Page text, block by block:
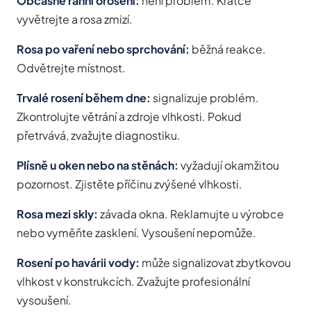
vyvětrejte a rosa zmizí.
Rosa po vaření nebo sprchování: běžná reakce.
Odvětrejte místnost.
Trvalé rosení během dne: signalizuje problém.
Zkontrolujte větrání a zdroje vlhkosti. Pokud
přetrvává, zvažujte diagnostiku.
Plísně u oken nebo na stěnách: vyžadují okamžitou
pozornost. Zjistěte příčinu zvýšené vlhkosti.
Rosa mezi skly: závada okna. Reklamujte u výrobce
nebo vyměňte zasklení. Vysoušení nepomůže.
Rosení po havárii vody: může signalizovat zbytkovou
vlhkost v konstrukcích. Zvažujte profesionální
vysoušení.